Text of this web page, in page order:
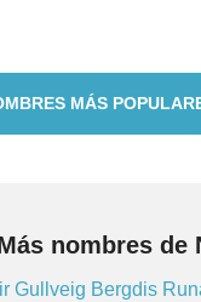
MÁS
nombres de
Gullveig Bergdis